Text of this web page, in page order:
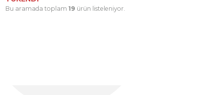
Bu aramada toplam 19 ürün listeleniyor.